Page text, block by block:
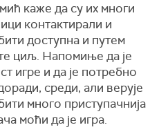
каже да су их многи
контактирали и
доступна и путем
циљ. Напомиње да је
игре и да је потребно
среди, али верује
много приступачнија
моћи да је игра.